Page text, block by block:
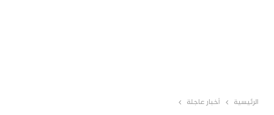
الرئيسية أخبار عاجلة